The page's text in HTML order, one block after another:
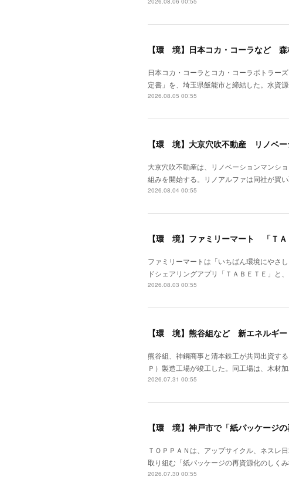
【環 境】日本コカ・コーラなど 森
日本コカ・コーラとコカ・コーラボトラー
定書」を、埼玉県飯能市と締結した。水資
2026.08.05 00:55
【環 境】大京穴吹不動産 リノベー
大京穴吹不動産は、リノベーションマンシ
組みを開始する。リノアルファは同社が買
2026.08.04 00:55
【環 境】ファミリーマート 「ＴＡ
ファミリーマートは「いちばん環境にやさ
ドシェアリングアプリ「ＴＡＢＥＴＥ」と
2026.08.03 00:55
【環 境】熊谷組など 新エネルギー
熊谷組、神鋼商事と清本鉄工が共同出資す
Ｐ）製造工場が竣工した。同工場は、木材
2026.07.31 00:55
【環 境】神戸市で「紙パッケージ
ＴＯＰＰＡＮは、アップサイクル、ネスレ
取り組む「紙パッケージの再資源化のしく
2026.07.30 00:55